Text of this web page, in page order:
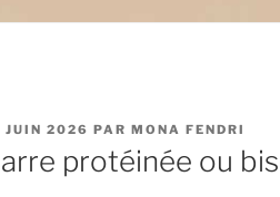
JUIN 2026 PAR MONA FENDRI
protéinée ou